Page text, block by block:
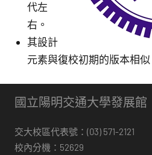
代左
右。
其設計
元素與復校初期的版本相似
國立陽明交通大學發展館
交大校區代表號：(03) 571-2121
校內分機：52629